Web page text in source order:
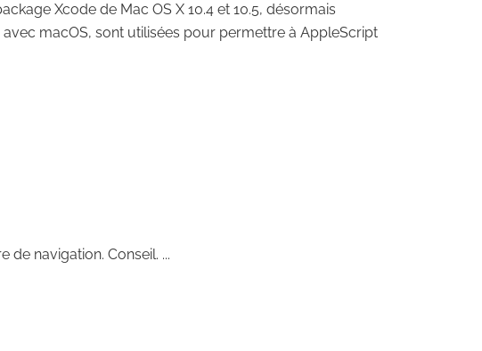
Xcode de Mac OS X 10.4 et 10.5, désormais
macOS, sont utilisées pour permettre à AppleScript
navigation. Conseil. ...